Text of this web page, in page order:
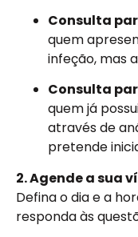
Consulta
quem
infeção, mas
Consulta
quem já
através de
pretende
2. Agende a sua
Defina o dia e a
responda às